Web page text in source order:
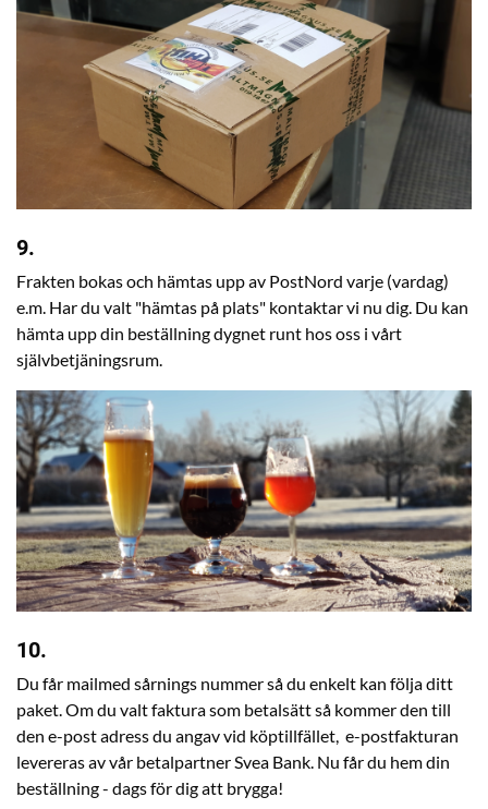
9.
Frakten bokas och hämtas upp av PostNord varje (vardag)
e.m. Har du valt "hämtas på plats" kontaktar vi nu dig. Du kan
hämta upp din beställning dygnet runt hos oss i vårt
självbetjäningsrum.
10.
Du får mailmed sårnings nummer så du enkelt kan följa ditt
paket. Om du valt faktura som betalsätt så kommer den till
den e-post adress du angav vid köptillfället, e-postfakturan
levereras av vår betalpartner Svea Bank. Nu får du hem din
beställning - dags för dig att brygga!